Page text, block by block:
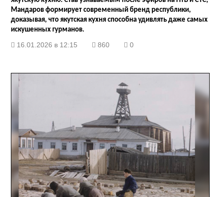
Мандаров формирует современный бренд республики,
доказывая, что якутская кухня способна удивлять даже самых
искушенных гурманов.
16.01.2026 в 12:15 860 0